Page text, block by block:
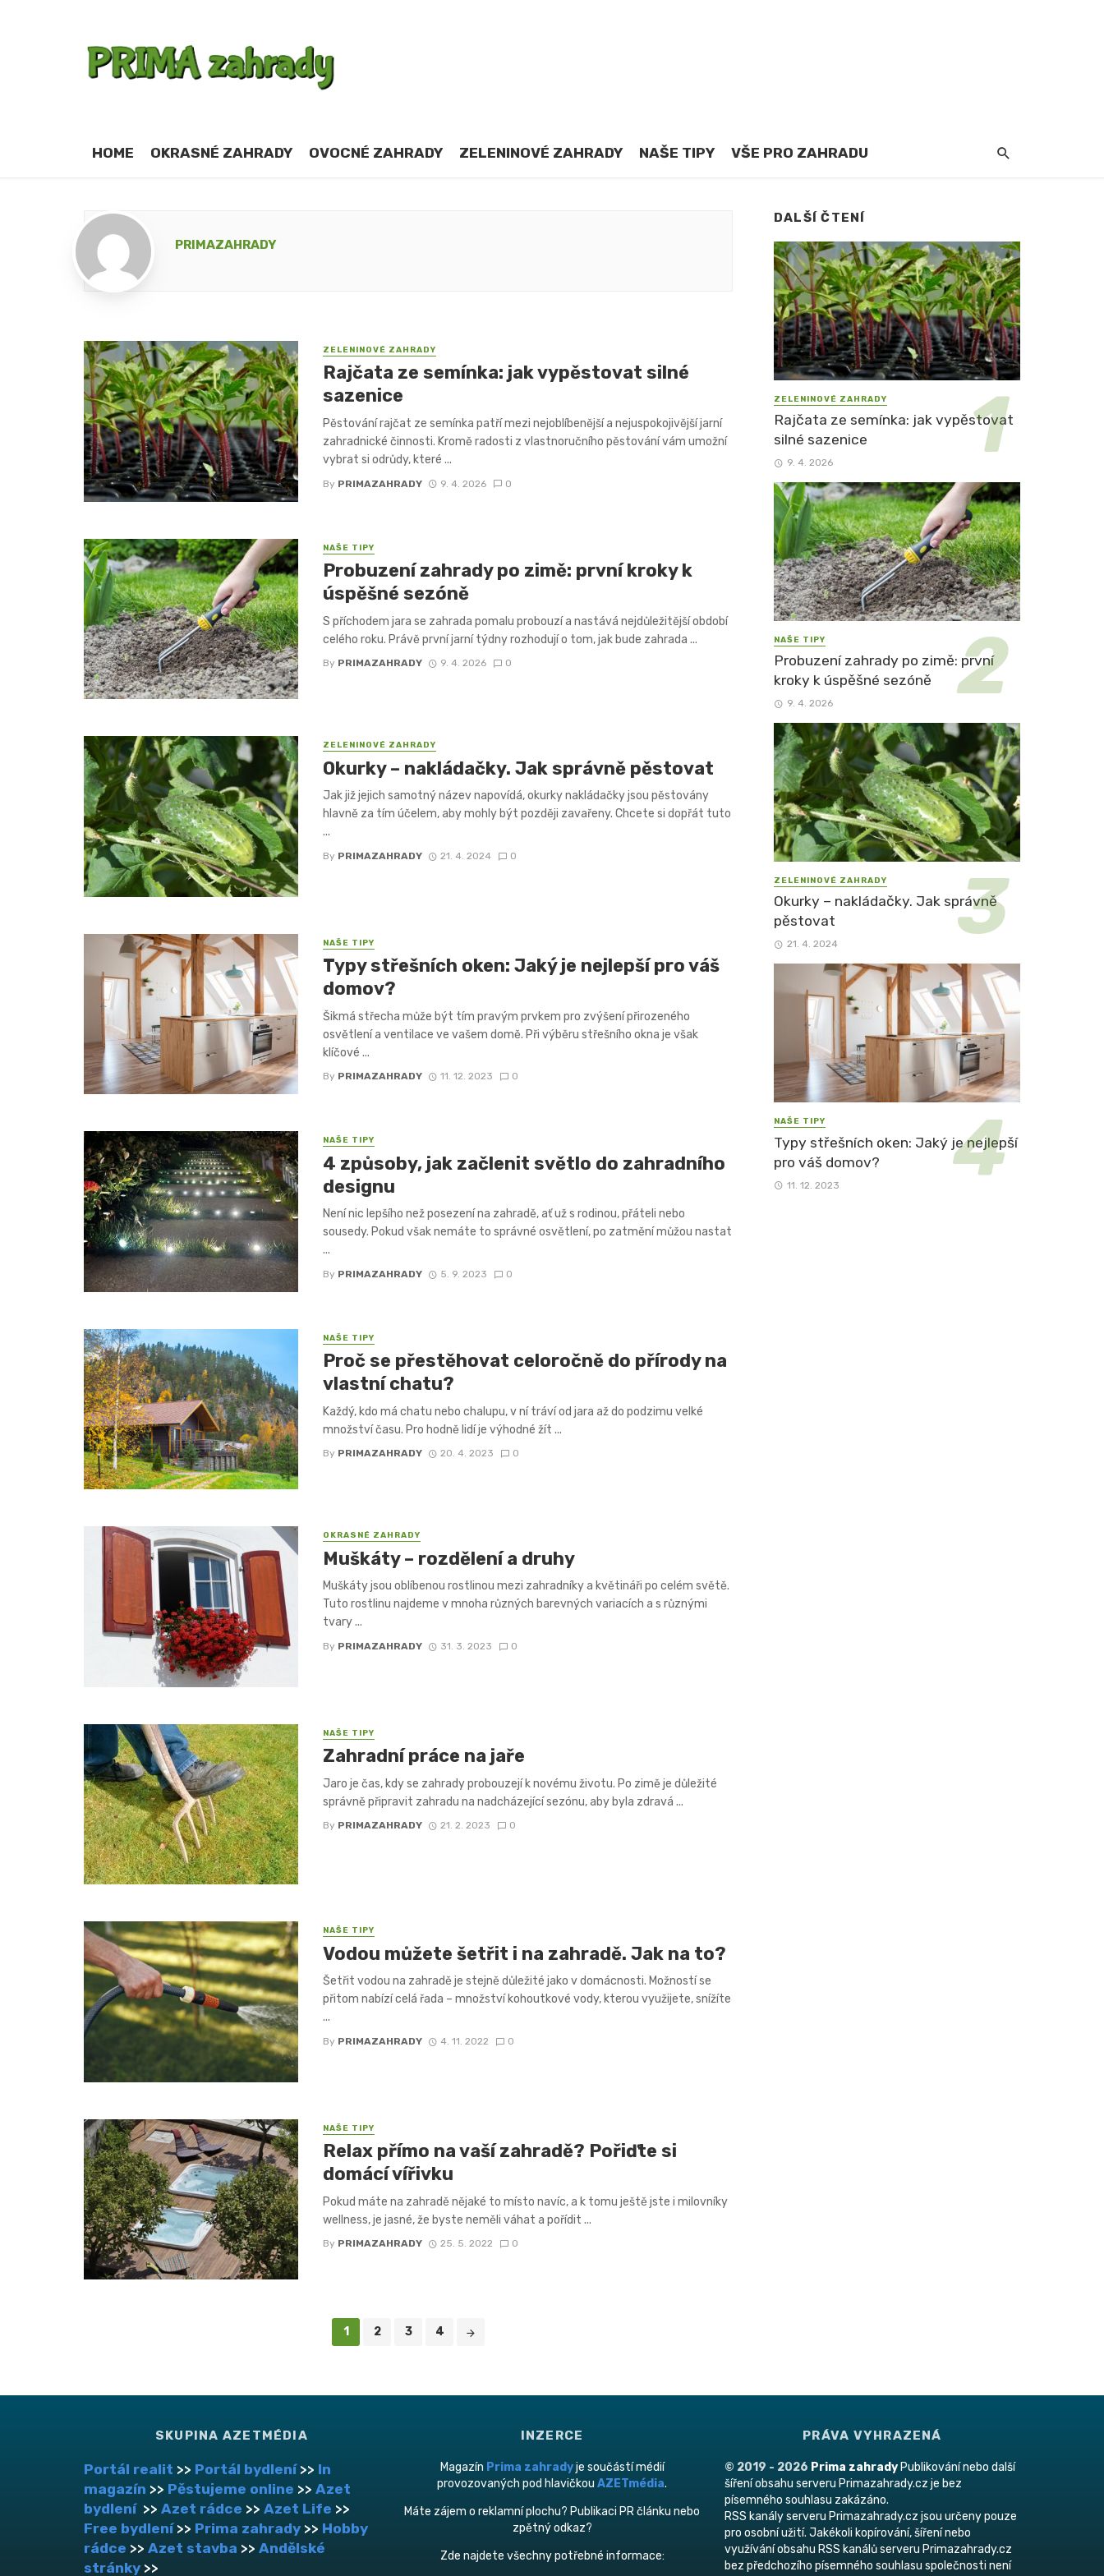
HOME OKRASNÉ ZAHRADY OVOCNÉ ZAHRADY ZELENINOVÉ ZAHRADY NAŠE TIPY VŠE PRO ZAHRADU
PRIMAZAHRADY
ZELENINOVÉ ZAHRADY
Rajčata ze semínka: jak vypěstovat silné
sazenice
Pěstování rajčat ze semínka patří mezi nejoblíbenější a nejuspokojivější jarní
zahradnické činnosti. Kromě radosti z vlastnoručního pěstování vám umožní
vybrat si odrůdy, které ...
By PRIMAZAHRADY 9. 4. 2026 0
NAŠE TIPY
Probuzení zahrady po zimě: první kroky k
úspěšné sezóně
S příchodem jara se zahrada pomalu probouzí a nastává nejdůležitější období
celého roku. Právě první jarní týdny rozhodují o tom, jak bude zahrada ...
By PRIMAZAHRADY 9. 4. 2026 0
ZELENINOVÉ ZAHRADY
Okurky – nakládačky. Jak správně pěstovat
Jak již jejich samotný název napovídá, okurky nakládačky jsou pěstovány
hlavně za tím účelem, aby mohly být později zavařeny. Chcete si dopřát tuto
...
By PRIMAZAHRADY 21. 4. 2024 0
NAŠE TIPY
Typy střešních oken: Jaký je nejlepší pro váš
domov?
Šikmá střecha může být tím pravým prvkem pro zvýšení přirozeného
osvětlení a ventilace ve vašem domě. Při výběru střešního okna je však
klíčové ...
By PRIMAZAHRADY 11. 12. 2023 0
NAŠE TIPY
4 způsoby, jak začlenit světlo do zahradního
designu
Není nic lepšího než posezení na zahradě, ať už s rodinou, přáteli nebo
sousedy. Pokud však nemáte to správné osvětlení, po zatmění můžou nastat
...
By PRIMAZAHRADY 5. 9. 2023 0
NAŠE TIPY
Proč se přestěhovat celoročně do přírody na
vlastní chatu?
Každý, kdo má chatu nebo chalupu, v ní tráví od jara až do podzimu velké
množství času. Pro hodně lidí je výhodné žít ...
By PRIMAZAHRADY 20. 4. 2023 0
OKRASNÉ ZAHRADY
Muškáty – rozdělení a druhy
Muškáty jsou oblíbenou rostlinou mezi zahradníky a květináři po celém světě.
Tuto rostlinu najdeme v mnoha různých barevných variacích a s různými
tvary ...
By PRIMAZAHRADY 31. 3. 2023 0
NAŠE TIPY
Zahradní práce na jaře
Jaro je čas, kdy se zahrady probouzejí k novému životu. Po zimě je důležité
správně připravit zahradu na nadcházející sezónu, aby byla zdravá ...
By PRIMAZAHRADY 21. 2. 2023 0
NAŠE TIPY
Vodou můžete šetřit i na zahradě. Jak na to?
Šetřit vodou na zahradě je stejně důležité jako v domácnosti. Možností se
přitom nabízí celá řada – množství kohoutkové vody, kterou využijete, snížíte
...
By PRIMAZAHRADY 4. 11. 2022 0
NAŠE TIPY
Relax přímo na vaší zahradě? Pořiďte si
domácí vířivku
Pokud máte na zahradě nějaké to místo navíc, a k tomu ještě jste i milovníky
wellness, je jasné, že byste neměli váhat a pořídit ...
By PRIMAZAHRADY 25. 5. 2022 0
1 2 3 4
DALŠÍ ČTENÍ
ZELENINOVÉ ZAHRADY
Rajčata ze semínka: jak vypěstovat
silné sazenice
9. 4. 2026
NAŠE TIPY
Probuzení zahrady po zimě: první
kroky k úspěšné sezóně
9. 4. 2026
ZELENINOVÉ ZAHRADY
Okurky – nakládačky. Jak správně
pěstovat
21. 4. 2024
NAŠE TIPY
Typy střešních oken: Jaký je nejlepší
pro váš domov?
11. 12. 2023
SKUPINA AZETMÉDIA
Portál realit >> Portál bydlení>> In
magazín >> Pěstujeme online >> Azet
bydlení >> Azet rádce >> Azet Life >>
Free bydlení >> Prima zahrady >> Hobby
rádce >> Azet stavba >> Andělské
stránky >>
INZERCE
Magazín Prima zahradyje součástí médií
provozovaných pod hlavičkou AZETmédia.
Máte zájem o reklamní plochu? Publikaci PR článku nebo
zpětný odkaz?
Zde najdete všechny potřebné informace:
PRÁVA VYHRAZENÁ
© 2019 - 2026 Prima zahrady Publikování nebo další
šíření obsahu serveru Primazahrady.cz je bez
písemného souhlasu zakázáno.
RSS kanály serveru Primazahrady.cz jsou určeny pouze
pro osobní užití. Jakékoli kopírování, šíření nebo
využívání obsahu RSS kanálů serveru Primazahrady.cz
bez předchozího písemného souhlasu společnosti není